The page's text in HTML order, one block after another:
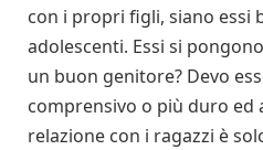
con i propri figli, siano essi
adolescenti. Essi si
un buon genitore? Devo
comprensivo o più duro ed
relazione con i ragazzi è